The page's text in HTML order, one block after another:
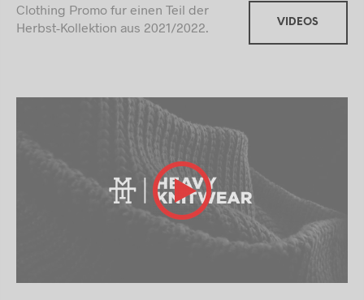
Clothing Promo fur einen Teil der
Herbst-Kollektion aus 2021/2022.
VIDEOS